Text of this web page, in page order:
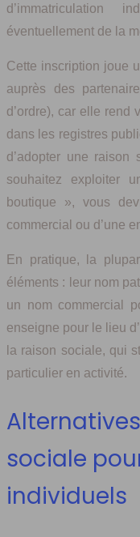
d’immatriculation
éventuellement de la
Cette inscription joue
auprès des
d’ordre), car elle rend
dans les registres
d’adopter une raison
souhaitez exploiter
boutique », vous
commercial ou d’une
En pratique, la
éléments : leur nom
un nom commercial
enseigne pour le lieu
la raison sociale, qui
particulier en activité.
sociale
individuels